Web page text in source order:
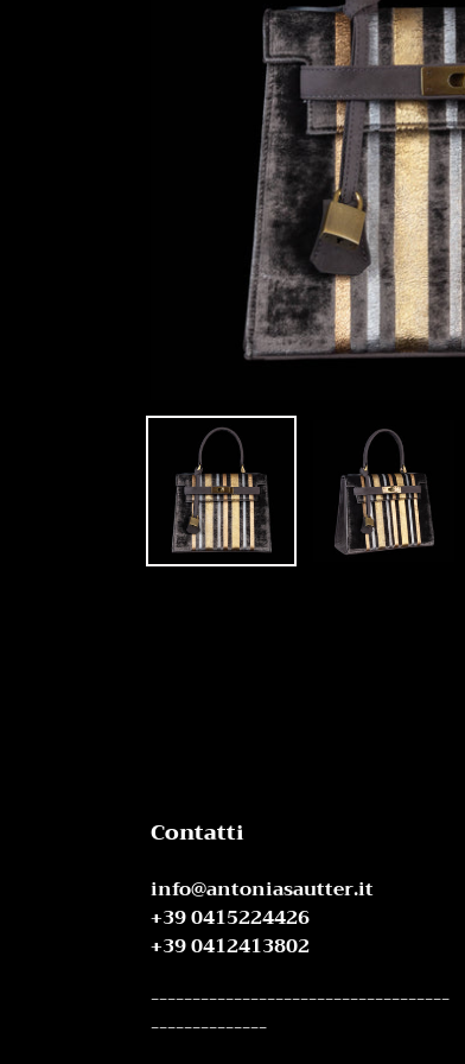
Contatti
info@antoniasautter.it
+39 0415224426
+39 0412413802
------------------------------------
--------------